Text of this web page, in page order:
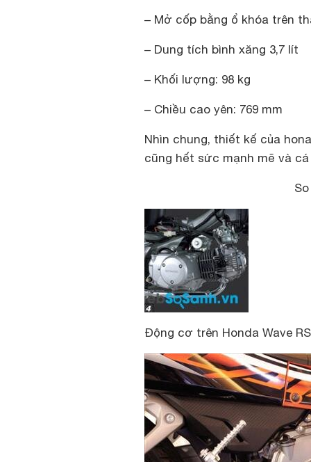
– Mở cốp bằng ổ khóa trên
– Dung tích bình xăng 3,7 lít
– Khối lượng: 98 kg
– Chiều cao yên: 769 mm
Nhìn chung, thiết kế của
cũng hết sức mạnh mẽ và
Động cơ trên Honda Wave RS